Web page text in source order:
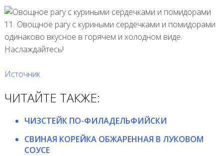
11. Овощное рагу с куриными сердечками и помидорами
одинаково вкусное в горячем и холодном виде.
Наслаждайтесь!
Источник
ЧИТАЙТЕ ТАКЖЕ:
ЧИЗСТЕЙК ПО-ФИЛАДЕЛЬФИЙСКИ
СВИНАЯ КОРЕЙКА ОБЖАРЕННАЯ В ЛУКОВОМ
СОУСЕ